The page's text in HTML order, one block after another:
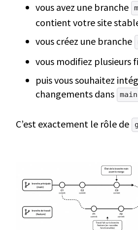
vous avez une branche
contient votre site
vous créez une branche
vous modifiez plusieurs
puis vous souhaitez
changements dans
main
C’est exactement le rôle de